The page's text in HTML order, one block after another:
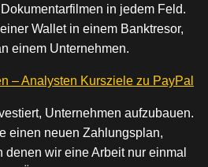
in jedem Feld.
Wallet in einem Banktresor,
einem Unternehmen.
– Analysten Kursziele zu PayPal
Unternehmen aufzubauen.
einen neuen Zahlungsplan,
wir eine Arbeit nur einmal